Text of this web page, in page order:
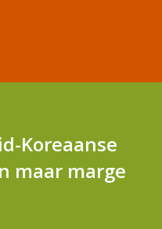
Koreaanse
maar marge